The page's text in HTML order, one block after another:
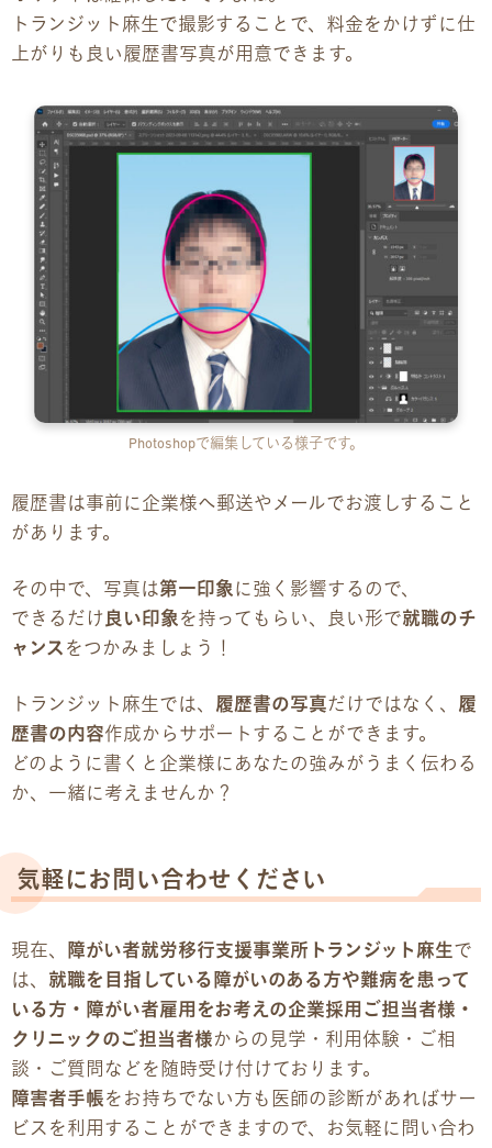
トランジット麻生で撮影することで、料金をかけずに仕
上がりも良い履歴書写真が用意できます。
Photoshopで編集している様子です。
履歴書は事前に企業様へ郵送やメールでお渡しすること
があります。
その中で、写真は第一印象に強く影響するので、
できるだけ良い印象を持ってもらい、良い形で就職のチ
ャンス をつかみましょう！
トランジット麻生では、 履歴書の写真だけではなく、 履
歴書の内容作成からサポートすることができます。
どのように書くと企業様にあなたの強みがうまく伝わる
か、一緒に考えませんか？
気軽にお問い合わせください
現在、 障がい者就労移行支援事業所トランジット麻生で
は、 就職を目指している障がいのある方や難病を患って
いる方・障がい者雇用をお考えの企業採用ご担当者様・
クリニックのご担当者様からの見学・利用体験・ご相
談・ご質問などを随時受け付けております。
障害者手帳をお持ちでない方も医師の診断があればサー
ビスを利用することができますので、お気軽に問い合わ